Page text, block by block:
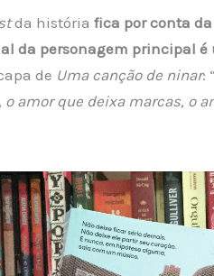
da história fica por conta
da personagem principal é
de Uma canção de ninar: “
o amor que deixa marcas, o